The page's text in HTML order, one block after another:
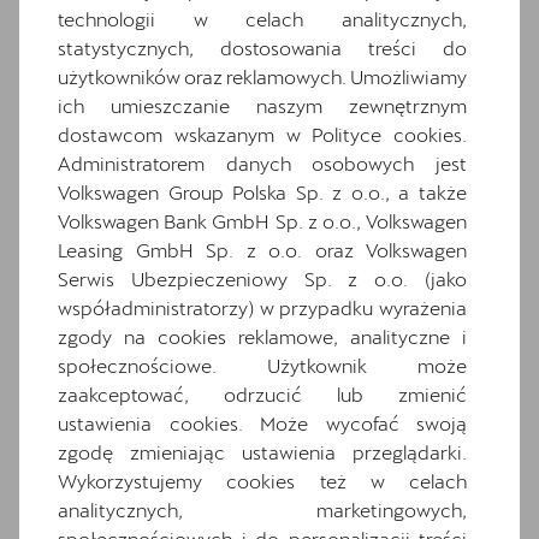
Gniazdo 12V z przodu i 230V w bagażniku
Hybrid drive system mHEV
Informacje o oponach
Komplet dywaników
Materiałowa ze skórą ekologiczną w kolorze
Media System Plus: 12.9-calowy kolorowy
ekran dotykowy
Osłony przeciwsłoneczne kierowcy i
pasażera z zamykanymi i podświetlanymi
lusterkami
Oświetlenie powitalne LED w lusterkach
bocznych
Relingi dachowe w kolorze lśniącej czerni
Schowek z funkcją bezprzewodowego
ładowania telefonu
Speed limiter
technologii w celach analitycznych,
statystycznych, dostosowania treści do
użytkowników oraz reklamowych. Umożliwiamy
ich umieszczanie naszym zewnętrznym
dostawcom wskazanym w Polityce cookies.
Administratorem danych osobowych jest
Volkswagen Group Polska Sp. z o.o., a także
Volkswagen Bank GmbH Sp. z o.o., Volkswagen
Leasing GmbH Sp. z o.o. oraz Volkswagen
Serwis Ubezpieczeniowy Sp. z o.o. (jako
współadministratorzy) w przypadku wyrażenia
zgody na cookies reklamowe, analityczne i
społecznościowe. Użytkownik może
zaakceptować, odrzucić lub zmienić
ustawienia cookies. Może wycofać swoją
zgodę zmieniając ustawienia przeglądarki.
Wykorzystujemy cookies też w celach
analitycznych, marketingowych,